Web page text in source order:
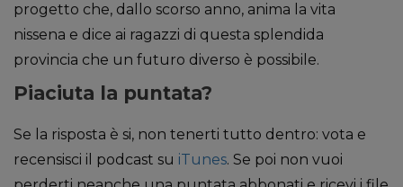
progetto che, dallo scorso anno, anima la vita
nissena e dice ai ragazzi di questa splendida
provincia che un futuro diverso è possibile.
Piaciuta la puntata?
Se la risposta è si, non tenerti tutto dentro: vota e
recensisci il podcast su iTunes. Se poi non vuoi